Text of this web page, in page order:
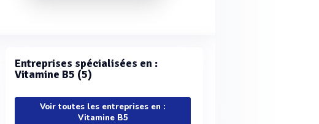
Entreprises spécialisées en :
Vitamine B5 (5)
Voir toutes les entreprises en :
Vitamine B5